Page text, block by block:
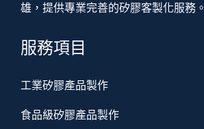
雄，提供專業完善的矽膠客製化服務。
服務項目
工業矽膠產品製作
食品級矽膠產品製作